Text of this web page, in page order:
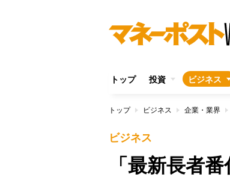
トップ 投資 ビジネス
トップ ビジネス 企業・業界
ビジネス
「最新長者